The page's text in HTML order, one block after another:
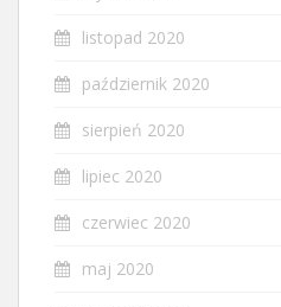
listopad 2020
październik 2020
sierpień 2020
lipiec 2020
czerwiec 2020
maj 2020